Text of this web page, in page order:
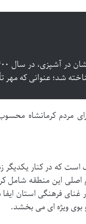
شد؛ عنوانی که مهر
مردم کرمانشاه
است که در کنار
اصلی این منطقه
غنای فرهنگی استان
بوی ویژه ای می بخشد.